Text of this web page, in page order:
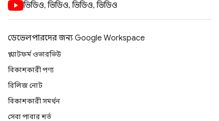
ভিডিও, ভিডিও, ভিডিও, ভিডিও
ডেভেলপারদের জন্য Google Workspace
প্ল্যাটফর্ম ওভারভিউ
বিকাশকারী পণ্য
রিলিজ নোট
বিকাশকারী সমর্থন
সেবা পাবার শর্ত